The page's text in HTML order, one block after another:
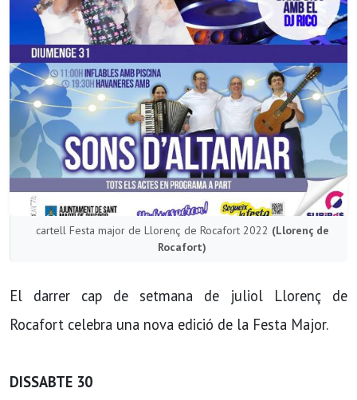
cartell Festa major de Llorenç de Rocafort 2022 (Llorenç de
Rocafort)
El darrer cap de setmana de juliol Llorenç de
Rocafort celebra una nova edició de la Festa Major.
DISSABTE 30